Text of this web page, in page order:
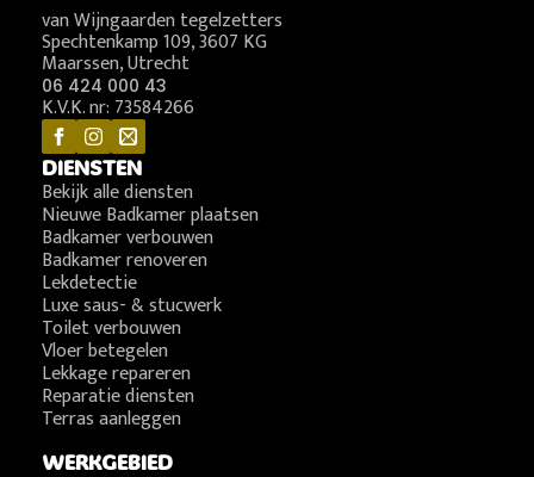
van Wijngaarden tegelzetters
Spechtenkamp 109, 3607 KG
Maarssen, Utrecht
06 424 000 43
K.V.K. nr: 73584266
DIENSTEN
Bekijk alle diensten
Nieuwe Badkamer plaatsen
Badkamer verbouwen
Badkamer renoveren
Lekdetectie
Luxe saus- & stucwerk
Toilet verbouwen
Vloer betegelen
Lekkage repareren
Reparatie diensten
Terras aanleggen
WERKGEBIED